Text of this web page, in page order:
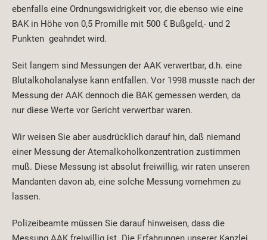
ebenfalls eine Ordnungswidrigkeit vor, die ebenso wie eine
BAK in Höhe von 0,5 Promille mit 500 € Bußgeld,- und 2
Punkten geahndet wird.
Seit langem sind Messungen der AAK verwertbar, d.h. eine
Blutalkoholanalyse kann entfallen. Vor 1998 musste nach der
Messung der AAK dennoch die BAK gemessen werden, da
nur diese Werte vor Gericht verwertbar waren.
Wir weisen Sie aber ausdrücklich darauf hin, daß niemand
einer Messung der Atemalkoholkonzentration zustimmen
muß. Diese Messung ist absolut freiwillig, wir raten unseren
Mandanten davon ab, eine solche Messung vornehmen zu
lassen.
Polizeibeamte müssen Sie darauf hinweisen, dass die